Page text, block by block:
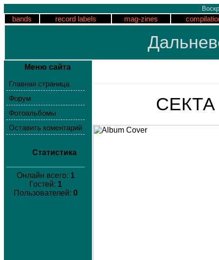
bands record labels mag-zines
Меню сайта
Главная страница
Форум
Фотоальбомы
Оставить коментарий
Статистика
Онлайн всего: 1
Гостей: 1
Пользователей: 0
СЕКТА